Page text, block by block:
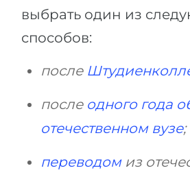
выбрать один из
способов:
после
после одного года
отечественном вузе;
переводомиз